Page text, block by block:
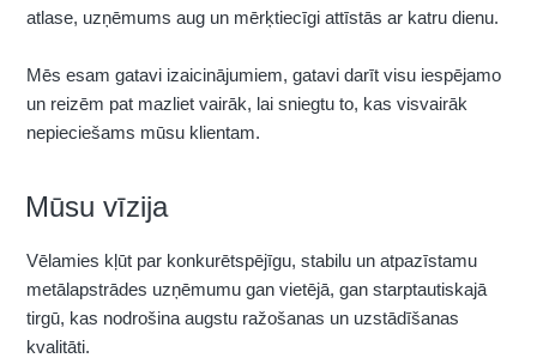
atlase, uzņēmums aug un mērķtiecīgi attīstās ar katru dienu.
Mēs esam gatavi izaicinājumiem, gatavi darīt visu iespējamo
un reizēm pat mazliet vairāk, lai sniegtu to, kas visvairāk
nepieciešams mūsu klientam.
Mūsu vīzija
Vēlamies kļūt par konkurētspējīgu, stabilu un atpazīstamu
metālapstrādes uzņēmumu gan vietējā, gan starptautiskajā
tirgū, kas nodrošina augstu ražošanas un uzstādīšanas
kvalitāti.